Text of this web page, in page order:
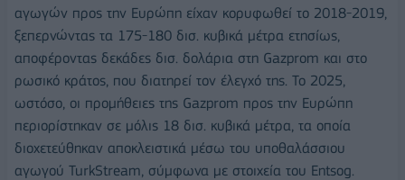
αγωγών προς την Ευρώπη είχαν κορυφωθεί το 2018-2019,
ξεπερνώντας τα 175-180 δισ. κυβικά μέτρα ετησίως,
αποφέροντας δεκάδες δισ. δολάρια στη Gazprom και στο
ρωσικό κράτος, που διατηρεί τον έλεγχό της. Το 2025,
ωστόσο, οι προμήθειες της Gazprom προς την Ευρώπη
περιορίστηκαν σε μόλις 18 δισ. κυβικά μέτρα, τα οποία
διοχετεύθηκαν αποκλειστικά μέσω του υποθαλάσσιου
αγωγού TurkStream, σύμφωνα με στοιχεία του Entsog.